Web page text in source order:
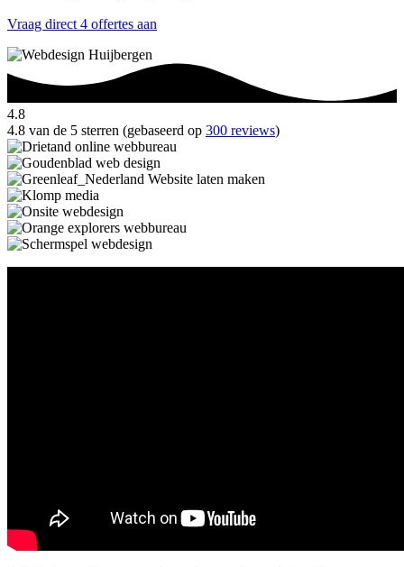
Vraag direct 4 offertes aan
4.8
4.8 van de 5 sterren (gebaseerd op 300 reviews)